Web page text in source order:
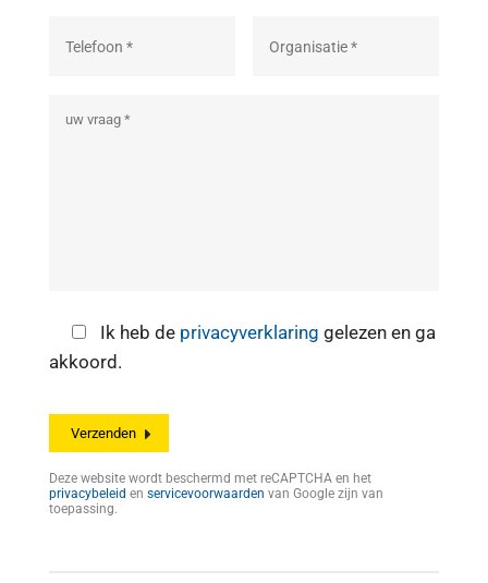
Ik heb de privacyverklaring gelezen en ga
akkoord.
Deze website wordt beschermd met reCAPTCHA en het
privacybeleid en servicevoorwaarden van Google zijn van
toepassing.